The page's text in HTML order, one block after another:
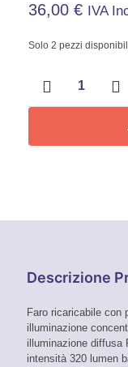
36,00 € IVA
Solo 2 pezzi
-
15W
Descrizione
Faro ricaricabile con
illuminazione
illuminazione diffusa
intensità 320 lumen